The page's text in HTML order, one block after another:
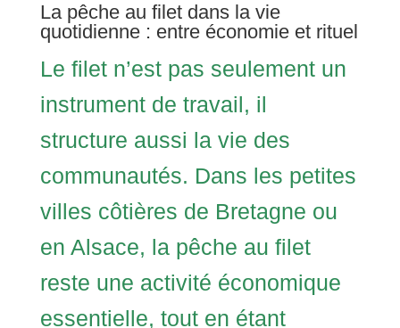
La pêche au filet dans la vie
quotidienne : entre économie et rituel
Le filet n’est pas seulement un
instrument de travail, il
structure aussi la vie des
communautés. Dans les petites
villes côtières de Bretagne ou
en Alsace, la pêche au filet
reste une activité économique
essentielle, tout en étant